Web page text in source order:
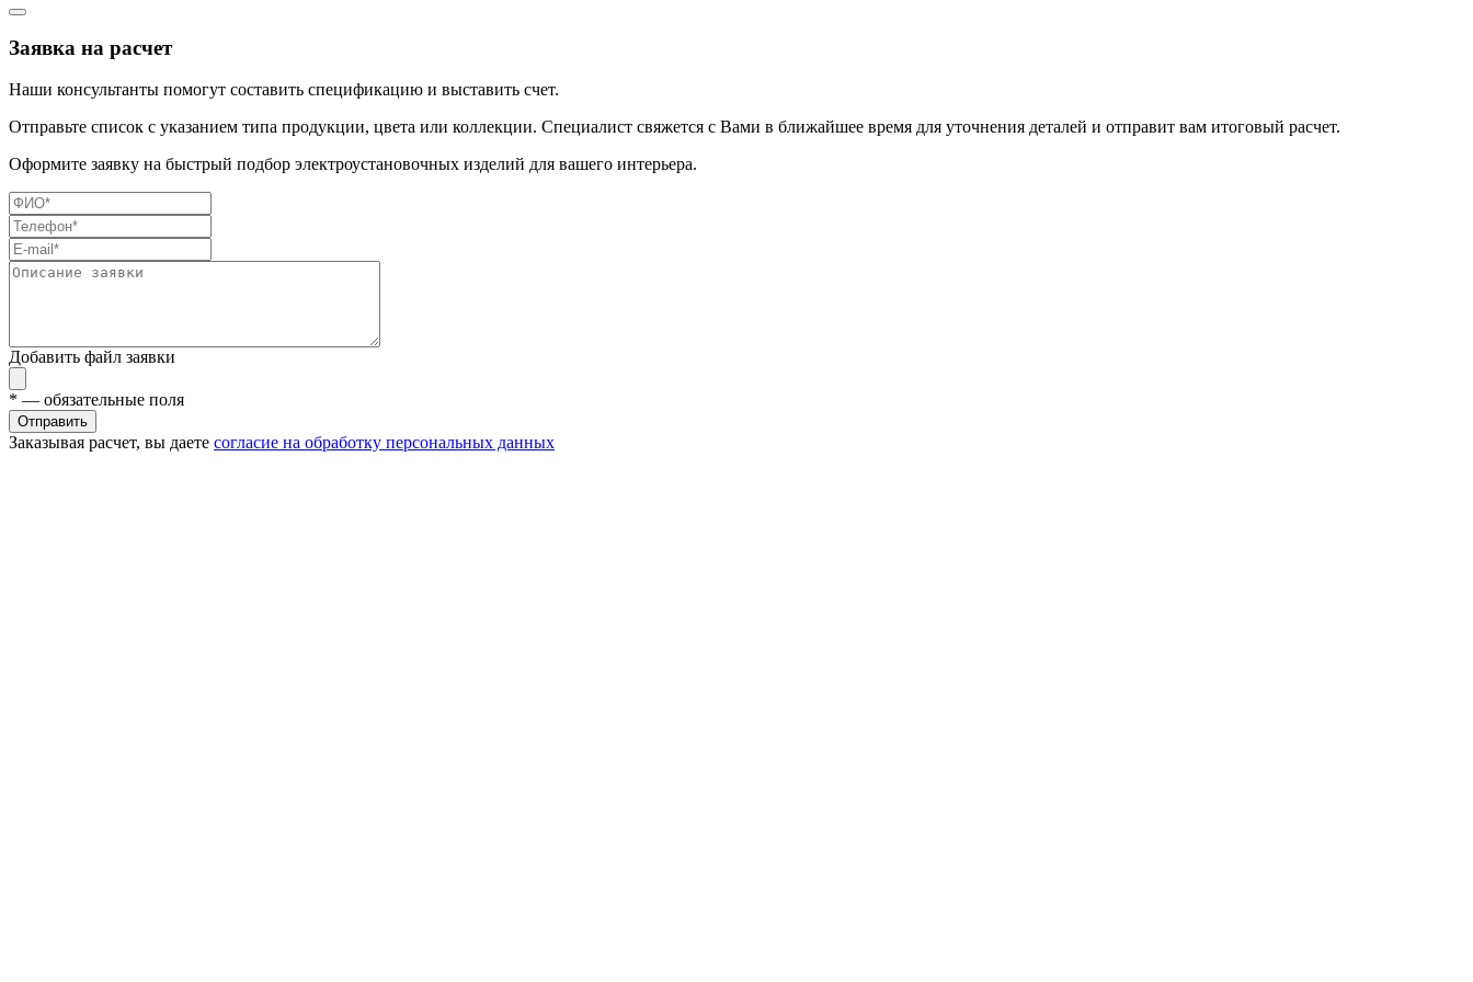
Заявка на расчет
Наши консультанты помогут составить спецификацию и выставить счет.
Отправьте список с указанием типа продукции, цвета или коллекции. Специалист свяжется с Вами в ближайшее время для уточнения деталей и отправит вам итоговый расчет.
Оформите заявку на быстрый подбор электроустановочных изделий для вашего интерьера.
Добавить файл заявки
* — обязательные поля
Отправить
Заказывая расчет, вы даете согласие на обработку персональных данных